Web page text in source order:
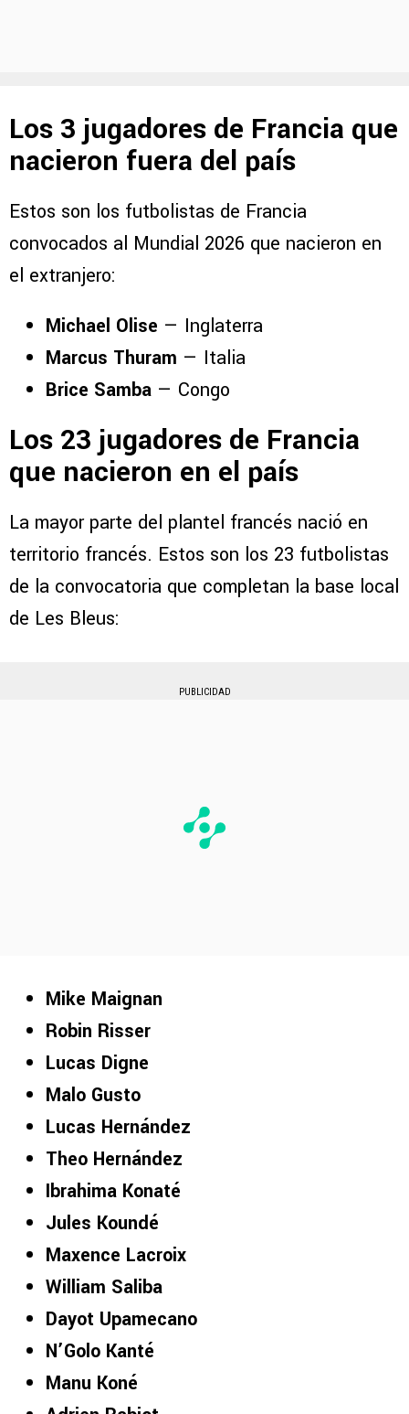
Los 3 jugadores de Francia que
nacieron fuera del país
Estos son los futbolistas de Francia
convocados al Mundial 2026 que nacieron en
el extranjero:
Michael Olise — Inglaterra
Marcus Thuram — Italia
Brice Samba — Congo
Los 23 jugadores de Francia
que nacieron en el país
La mayor parte del plantel francés nació en
territorio francés. Estos son los 23 futbolistas
de la convocatoria que completan la base local
de Les Bleus:
PUBLICIDAD
Mike Maignan
Robin Risser
Lucas Digne
Malo Gusto
Lucas Hernández
Theo Hernández
Ibrahima Konaté
Jules Koundé
Maxence Lacroix
William Saliba
Dayot Upamecano
N’Golo Kanté
Manu Koné